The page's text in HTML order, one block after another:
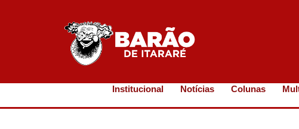
Institucional Notícias Colunas